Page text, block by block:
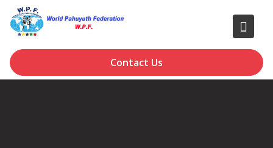
content
Contact Us